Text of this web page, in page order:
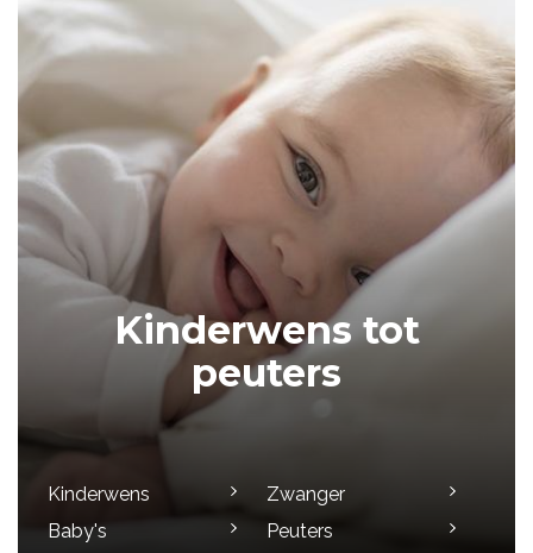
Kinderwens tot
peuters
Kinderwens
Zwanger
Baby's
Peuters